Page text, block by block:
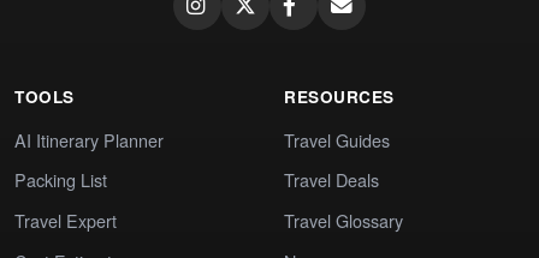
TOOLS
AI Itinerary Planner
Packing List
Travel Expert
RESOURCES
Travel Guides
Travel Deals
Travel Glossary